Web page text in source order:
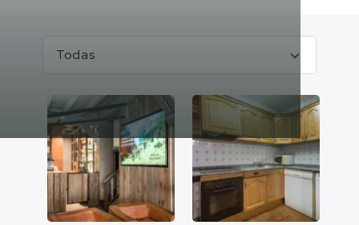
Todas